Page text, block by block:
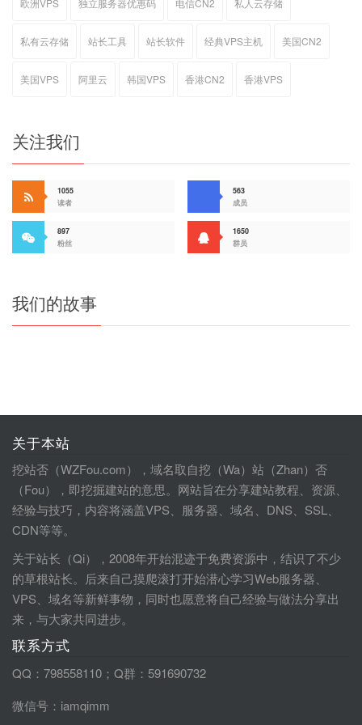
欧洲VPS 独立服务器优惠码 电信CN2 私人云存储
私有云存储 站长工具 站长软件 经典VPS主机 美国CN2
美国VPS 阿里云 韩国VPS 香港CN2 香港VPS
关注我们
1055
读者
563
成员
897
粉丝
1650
群员
我们的故事
关于本站
挖站否（WZFou.com），域名取自挖（Wa）站（Zhan）否
（Fou），即挖掘建站的意思。网站旨在分享建站教程、资源、
经验与技巧，内容将涵盖VPS、服务器、域名、DNS、SSL、
CDN等等。
关于站长（Qi），2008年开始混迹于免费资源中，结识了不少
的草根站长。后来自己摸爬滚打开始潜心学习Web服务器、
VPS、域名等新鲜事物，同时也愿意将自己经验与做法分享出
来，与大家共同进步。
联系方式
QQ：798558110；Q群：591690732
微信号：iamqimm